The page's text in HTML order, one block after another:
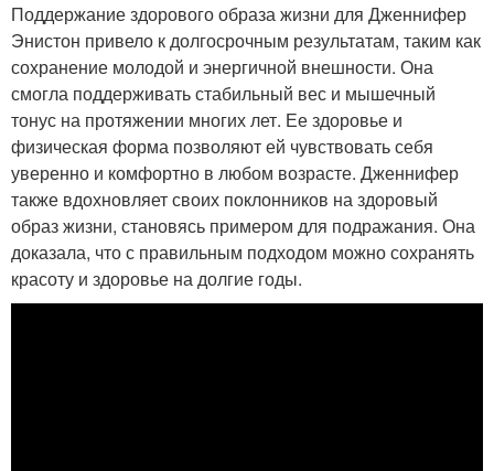
Поддержание здорового образа жизни для Дженнифер
Энистон привело к долгосрочным результатам, таким как
сохранение молодой и энергичной внешности. Она
смогла поддерживать стабильный вес и мышечный
тонус на протяжении многих лет. Ее здоровье и
физическая форма позволяют ей чувствовать себя
уверенно и комфортно в любом возрасте. Дженнифер
также вдохновляет своих поклонников на здоровый
образ жизни, становясь примером для подражания. Она
доказала, что с правильным подходом можно сохранять
красоту и здоровье на долгие годы.